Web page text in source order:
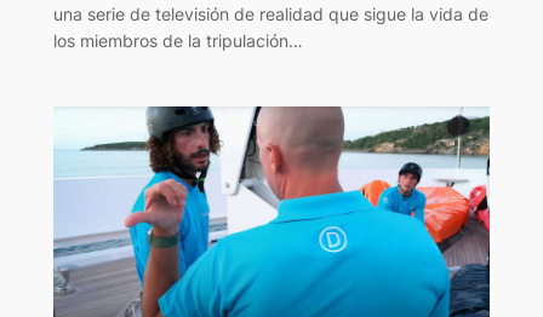
una serie de televisión de realidad que sigue la vida de
los miembros de la tripulación…